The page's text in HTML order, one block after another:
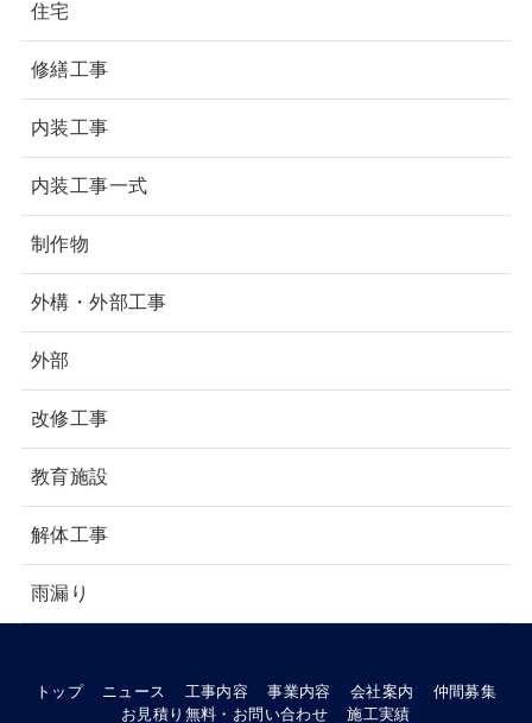
住宅
修繕工事
内装工事
内装工事一式
制作物
外構・外部工事
外部
改修工事
教育施設
解体工事
雨漏り
トップ ニュース 工事内容 事業内容 会社案内
仲間募集
お見積り無料・お問い合わせ
施工実績